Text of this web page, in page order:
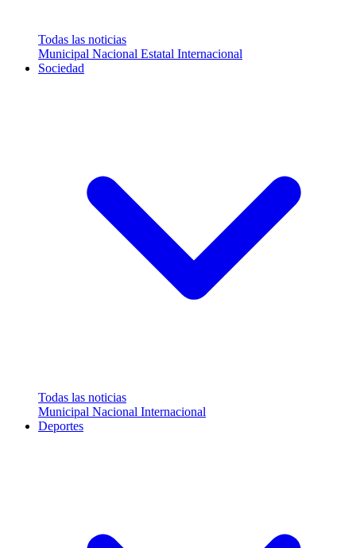
Todas las noticias
Municipal Nacional Estatal Internacional
Sociedad
Todas las noticias
Municipal Nacional Internacional
Deportes